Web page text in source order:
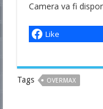
Camera va fi
Like
Tags OVERMAX